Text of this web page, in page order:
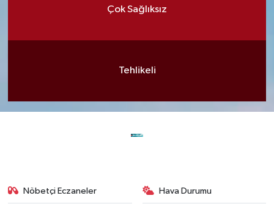
Çok Sağlıksız
Tehlikeli
Nöbetçi Eczaneler Hava Durumu